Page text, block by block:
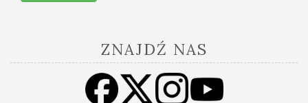
ZNAJDŹ NAS